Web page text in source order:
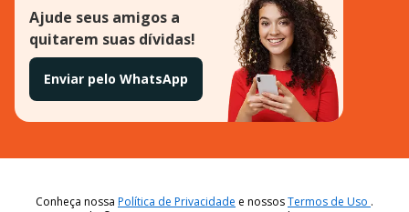
Ajude seus amigos a
quitarem suas dívidas!
Enviar pelo WhatsApp
Conheça nossa Política de Privacidade e nossosTermos de Uso .